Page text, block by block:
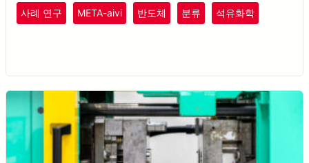
을 확인해보세요.
사례 연구 META-aivi 반도체 분류 석유화학